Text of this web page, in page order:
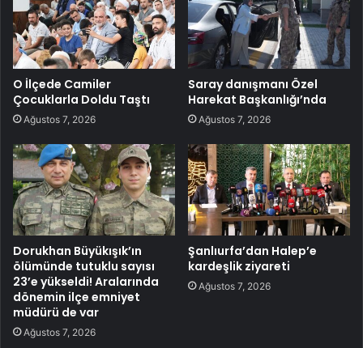
O İlçede Camiler
Çocuklarla Doldu Taştı
Ağustos 7, 2026
Saray danışmanı Özel
Harekat Başkanlığı’nda
Ağustos 7, 2026
Dorukhan Büyükışık’ın
ölümünde tutuklu sayısı
23’e yükseldi! Aralarında
dönemin ilçe emniyet
müdürü de var
Ağustos 7, 2026
Şanlıurfa’dan Halep’e
kardeşlik ziyareti
Ağustos 7, 2026